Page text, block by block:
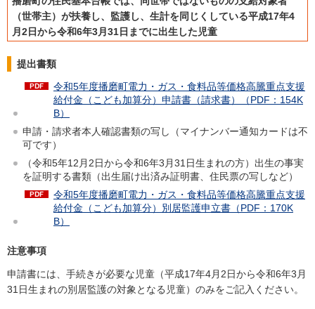
（世帯主）が扶養し、監護し、生計を同じくしている平成17年4
月2日から令和6年3月31日までに出生した児童
提出書類
令和5年度播磨町電力・ガス・食料品等価格高騰重点支援
給付金（こども加算分）申請書（請求書）（PDF：154K
B）
申請・請求者本人確認書類の写し（マイナンバー通知カードは不
可です）
（令和5年12月2日から令和6年3月31日生まれの方）出生の事実
を証明する書類（出生届け出済み証明書、住民票の写しなど）
令和5年度播磨町電力・ガス・食料品等価格高騰重点支援
給付金（こども加算分）別居監護申立書（PDF：170K
B）
注意事項
申請書には、手続きが必要な児童（平成17年4月2日から令和6年3月
31日生まれの別居監護の対象となる児童）のみをご記入ください。